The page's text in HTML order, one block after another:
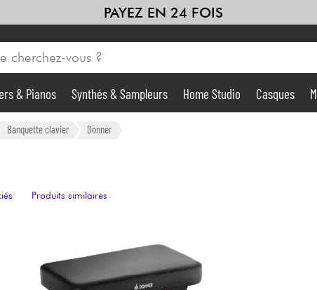
PAYEZ EN 24 FOIS
Batteries & Percu
Eveil Musical
& Pianos Synthés & Sampleurs Home Studio Casques
Banquette clavier Donner
Produits similaires